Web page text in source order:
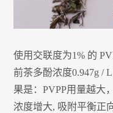
使用交联度为1% 的
前茶多酚浓度0.947g /
果是：PVPP用量越大
浓度增大, 吸附平衡正